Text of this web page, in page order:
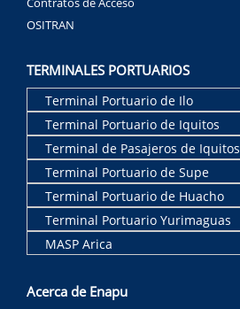
OSITRAN
TERMINALES PORTUARIOS
Terminal Portuario de Ilo
Terminal Portuario de Iquitos
Terminal de Pasajeros de Iquitos
Terminal Portuario de Supe
Terminal Portuario de Huacho
Terminal Portuario Yurimaguas
MASP Arica
Acerca de Enapu